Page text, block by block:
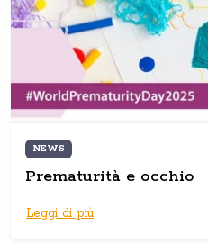
NEWS
Prematurità e occhio
Leggi di più